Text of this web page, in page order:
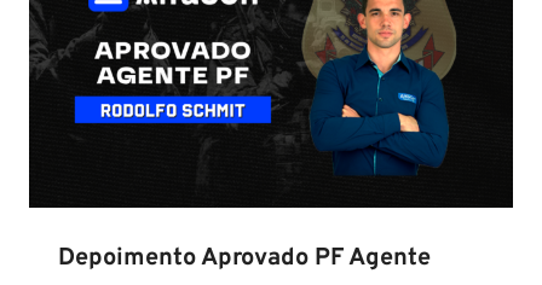
Depoimento Aprovado PF Agente